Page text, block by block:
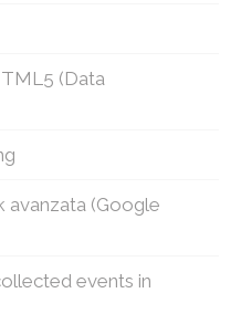
(Data
avanzata (Google
events in